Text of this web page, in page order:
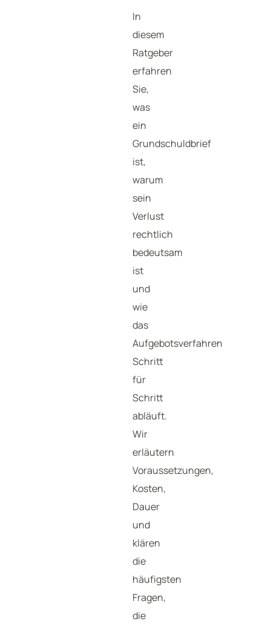
In
diesem
Ratgeber
erfahren
Sie,
was
ein
Grundschuldbrief
ist,
warum
sein
Verlust
rechtlich
bedeutsam
ist
und
wie
das
Aufgebotsverfahren
Schritt
für
Schritt
abläuft.
Wir
erläutern
Voraussetzungen,
Kosten,
Dauer
und
klären
die
häufigsten
Fragen,
die